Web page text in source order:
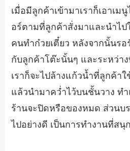
เมื่อมีลูกค้าเข้ามาเราก็เอาเม
อร์ตามที่ลูกค้าสั่งมาและนำไป
คนทำก๋วยเตี๋ยว หลังจากนั้นรอ
กับลูกค้าโต๊ะนั้นๆ และระหว่า
เราก็จะไปล้างแก้วน้ำที่ลูกค้าใ
แล้วนำมาคว่ำไว้บนชั้นวาง ท
ร้านจะปิดหรือของหมด ส่วนบ
ไปอย่างดี เป็นการทำงานที่สนุ